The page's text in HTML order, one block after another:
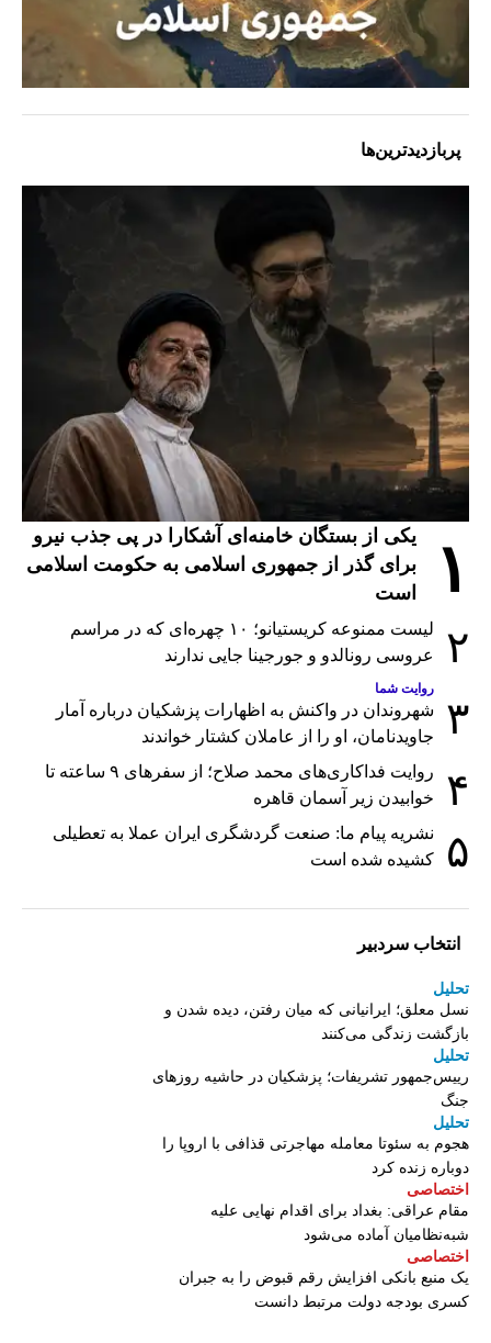
پربازدیدترین‌ها
۱
یکی از بستگان خامنه‌ای آشکارا در پی جذب نیرو
برای گذر از جمهوری اسلامی به حکومت اسلامی
است
۲
لیست ممنوعه کریستیانو؛ ۱۰ چهره‌ای که در مراسم
عروسی رونالدو و جورجینا جایی ندارند
۳
روایت شما
شهروندان در واکنش به اظهارات پزشکیان درباره آمار
جاویدنامان، او را از عاملان کشتار خواندند
۴
روایت فداکاری‌های محمد صلاح؛ از سفرهای ۹ ساعته تا
خوابیدن زیر آسمان قاهره
۵
نشریه پیام ما: صنعت گردشگری ایران عملا به تعطیلی
کشیده شده است
انتخاب سردبیر
تحلیل
نسل معلق؛ ایرانیانی که میان رفتن، دیده شدن و
بازگشت زندگی می‌کنند
تحلیل
رییس‌جمهور تشریفات؛ پزشکیان در حاشیه روزهای
جنگ
تحلیل
هجوم به سئوتا معامله مهاجرتی قذافی با اروپا را
دوباره زنده کرد
اختصاصی
مقام عراقی: بغداد برای اقدام نهایی علیه
شبه‌نظامیان آماده می‌شود
اختصاصی
یک منبع بانکی افزایش رقم قبوض را به جبران
کسری بودجه دولت مرتبط دانست